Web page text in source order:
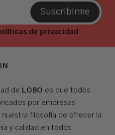
Suscribirme
de privacidad
de LOBO es que todos
por empresas
filosofía de ofrecer la
y calidad en todos